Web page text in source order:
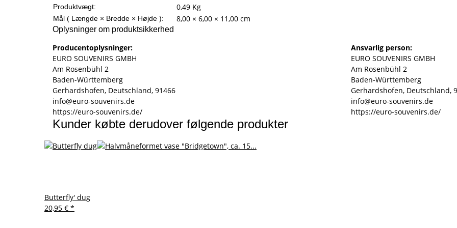
Produktvægt: 0,49 Kg
Mål ( Længde × Bredde × Højde ): 8,00 × 6,00 × 11,00 cm
Oplysninger om produktsikkerhed
Producentoplysninger:
EURO SOUVENIRS GMBH
Am Rosenbühl 2
Baden-Württemberg
Gerhardshofen, Deutschland, 91466
info@euro-souvenirs.de
https://euro-souvenirs.de/
Ansvarlig person:
EURO SOUVENIRS GMBH
Am Rosenbühl 2
Baden-Württemberg
Gerhardshofen, Deutschland,
info@euro-souvenirs.de
https://euro-souvenirs.de/
Kunder købte derudover følgende produkter
Butterfly' dug
20,95 € *